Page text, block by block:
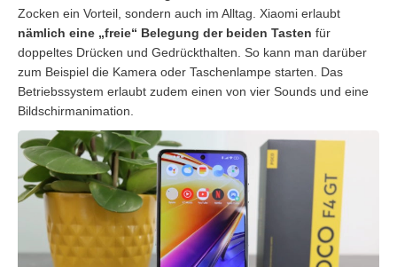
Zocken ein Vorteil, sondern auch im Alltag. Xiaomi erlaubt
nämlich eine „freie“ Belegung der beiden Tasten für
doppeltes Drücken und Gedrückthalten. So kann man darüber
zum Beispiel die Kamera oder Taschenlampe starten. Das
Betriebssystem erlaubt zudem einen von vier Sounds und eine
Bildschirmanimation.